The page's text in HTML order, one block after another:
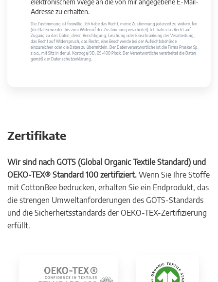
elektronischem Wege an die von mir angegebene E-Mail-
Adresse zu erhalten.
Die Zustimmung ist freiwillig. Ich habe das Recht, meine Zustimmung jederzeit zu widerrufen
(die Daten werden bis zum Widerruf der Zustimmung verarbeitet). Ich habe das Recht auf
Zugang zu den Daten, deren Berichtigung, Löschung oder Einschränkung der Verarbeitung,
das Recht auf Widerspruch, das Recht, eine Beschwerde bei der Aufsichtsbehörde
einzureichen oder die Daten zu übermitteln. Der Datenverantwortliche ist die Firma Prosker Sp.
z o.o., mit Sitz in der ul. Kostrogaj 9D, 09-400 Płock. Der Verantwortliche verarbeitet die Daten
gemäß der Datenschutzerklärung.
Zertifikate
Wir sind nach GOTS (Global Organic Textile Standard) und
OEKO-TEX® Standard 100 zertifiziert. Wenn Sie Ihre Stoffe
mit CottonBee bedrucken, erhalten Sie ein Endprodukt, das
die strengen Umweltanforderungen des GOTS-Standards
und die Sicherheitsstandards der OEKO-TEX-Zertifizierung
erfüllt.